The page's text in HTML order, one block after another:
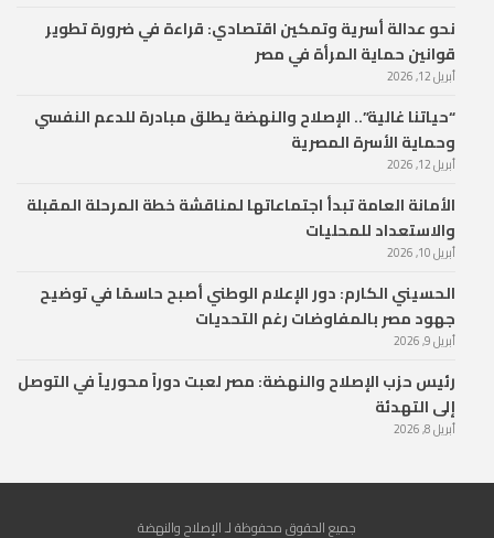
نحو عدالة أسرية وتمكين اقتصادي: قراءة في ضرورة تطوير
قوانين حماية المرأة في مصر
أبريل 12, 2026
“حياتنا غالية”.. الإصلاح والنهضة يطلق مبادرة للدعم النفسي
وحماية الأسرة المصرية
أبريل 12, 2026
الأمانة العامة تبدأ اجتماعاتها لمناقشة خطة المرحلة المقبلة
والاستعداد للمحليات
أبريل 10, 2026
الحسيني الكارم: دور الإعلام الوطني أصبح حاسمًا في توضيح
جهود مصر بالمفاوضات رغم التحديات
أبريل 9, 2026
رئيس حزب الإصلاح والنهضة: مصر لعبت دوراً محورياً في التوصل
إلى التهدئة
أبريل 8, 2026
جميع الحقوق محفوظة لـ الإصلاح والنهضة